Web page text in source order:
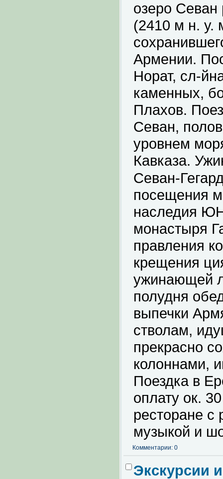
озеро Севан
(2410 м н. у.
Армении.
Норат, сл-
каменных,
Плахов.
Севан,
уровнем
Кавказа.
Севан-
посещения
наследия
монастыря
правления
крещения
ужинающей
полудня
выпечки
стволам,
прекрасно
колоннами,
Поездка в
оплату ок.
ресторане
музыкой и
Комментарии: 0
Экскурсии